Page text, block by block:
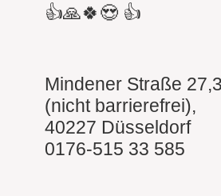
👍🙏🍀😍 👍
Mindener Straße
(nicht barrierefrei),
40227 Düsseldorf
0176-515 33 585